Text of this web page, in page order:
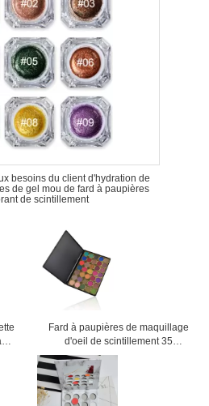
besoins du client d'hydration de
de gel mou de fard à paupières
de scintillement
Fard à paupières de maquillage
d'oeil de scintillement 35
ensembles de maquillage de
cosmétiques d'OEM de forme de
poudre de couleurs